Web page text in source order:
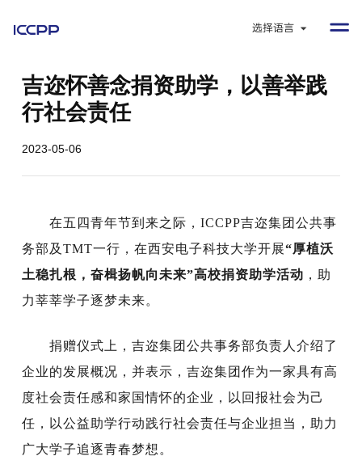
选择语言
吉迩怀善念捐资助学，以善举践
行社会责任
2023-05-06
在五四青年节到来之际，ICCPP吉迩集团公共事
务部及TMT一行，在西安电子科技大学开展“厚植沃
土稳扎根，奋楫扬帆向未来”高校捐资助学活动 ，助
力莘莘学子逐梦未来。
捐赠仪式上，吉迩集团公共事务部负责人介绍了
企业的发展概况，并表示，吉迩集团作为一家具有高
度社会责任感和家国情怀的企业，以回报社会为己
任，以公益助学行动践行社会责任与企业担当，助力
广大学子追逐青春梦想。